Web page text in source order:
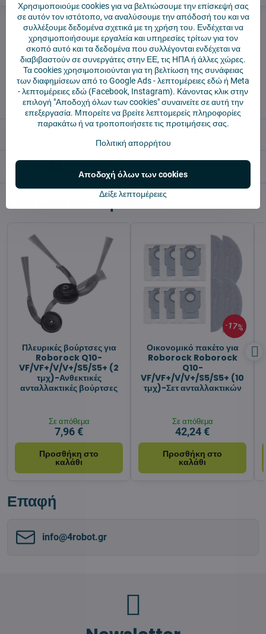
Σκύλος φύλακας Shippings
Κατασκευαστής:4Robot
✅ Έτοιμο για άμεση αποστολή
✅ ΔΩΡΕΑΝ αποστολή πάνω από 55 €
✅ Πολιτική επιστροφής 14 ημερών
Reviews
Εναλλακτικά προϊόντα
Πλευρικές βούρτσες για
Roborock Q10-
VF/VF+/V/V+/S5/S5+ (2
τμχ)-Ανθεκτικές
ανταλλακτικές βούρτσες
Σε απόθεμα
7,96 €
Προσθήκη στο
καλάθι
17%
Οικονομικό πακέτο για
Roborock Roborock
Q10-
VF/VF+/V/V+/S5/S5+ (10
τμχ)-Σετ ανταλλακτικών
Σε απόθεμα
42,24 €
Προσθήκη στο
καλάθι
Επαφή
info​@4robot​.gr
Χρησιμοποιούμε cookies για να βελτιώσουμε την επίσκεψή σας
σε αυτόν τον ιστότοπο, να αναλύσουμε την απόδοσή του και να
συλλέξουμε δεδομένα σχετικά με τη χρήση του. Ενδέχεται να
χρησιμοποιήσουμε εργαλεία και υπηρεσίες τρίτων για τον
σκοπό αυτό και τα δεδομένα που συλλέγονται ενδέχεται να
διαβιβαστούν σε συνεργάτες στην ΕΕ, τις ΗΠΑ ή άλλες χώρες.
Τα cookies χρησιμοποιούνται για τη βελτίωση της συνάφειας
των διαφημίσεων από το Google Ads -λεπτομέρειες εδώή Meta
-λεπτομέρειες εδώ (Facebook, Instagram). Κάνοντας κλικ στην
επιλογή "Αποδοχή όλων των cookies" συναινείτε σε αυτή την
επεξεργασία. Μπορείτε να βρείτε λεπτομερείς πληροφορίες
παρακάτω ή να τροποποιήσετε τις προτιμήσεις σας.
Πολιτική απορρήτου
Δείξε λεπτομέρειες
Αποδοχή όλων των cookies